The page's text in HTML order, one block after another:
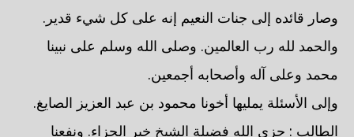
وصار قائده إلى جنات النعيم إنه على كل شيء قدير.
والحمد لله رب العالمين. وصلى الله وسلم على نبينا
محمد وعلى آله وأصحابه أجمعين.
وإلى الأسئلة يمليها أخونا محمود بن عبد العزيز الصايغ.
الطالب : جزى الله فضيلة الشيخ خير الجزاء. ونفعنا